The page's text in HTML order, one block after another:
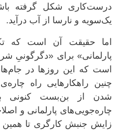
درست‌کاری شکل گرفته
یک‌سویه و نارسا از آب درآید
اما حقیقت آن است که
پارلمانی» برای «دگرگونیِ
است که این روزها در
چنین راهکارهایی راه چاره‌ی
شدن از بن‌بست کنونی به
چاره‌جویی‌های پارلمانی و
زایش جنبش کارگری تا همین